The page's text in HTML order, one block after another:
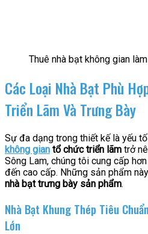
Thuê nhà bạt không gian
Các Loại Nhà Bạt Phù
Triển Lãm Và Trưng Bày
Sự đa dạng trong thiết kế là yếu
không gian tổ chức triển lãm trở
Sông Lam, chúng tôi cung cấp
đến cao cấp. Những sản phẩm
nhà bạt trưng bày sản phẩm.
Nhà Bạt Khung Thép Tiêu
Lớn